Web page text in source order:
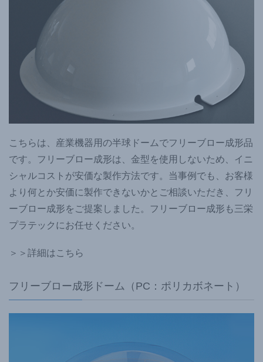
こちらは、産業機器用の半球ドームでフリーブロー成形品
です。フリーブロー成形は、金型を使用しないため、イニ
シャルコストが安価な製作方法です。当事例でも、お客様
より何とか安価に製作できないかとご相談いただき、フリ
ーブロー成形をご提案しました。フリーブロー成形も三栄
プラテックにお任せください。
＞＞詳細はこちら
フリーブロー成形ドーム（PC：ポリカボネート）